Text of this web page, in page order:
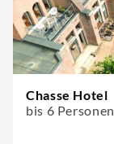
Chasse Hotel
bis 6 Personen